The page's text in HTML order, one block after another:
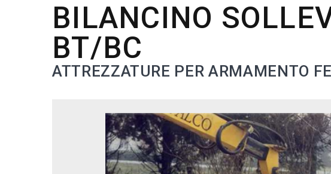
BILANCINO
BT/BC
ATTREZZATURE PER ARMAMENTO